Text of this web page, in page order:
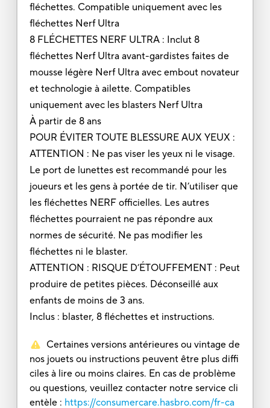
fléchettes. Compatible uniquement avec les
fléchettes Nerf Ultra
8 FLÉCHETTES NERF ULTRA : Inclut 8
fléchettes Nerf Ultra avant-gardistes faites de
mousse légère Nerf Ultra avec embout novateur
et technologie à ailette. Compatibles
uniquement avec les blasters Nerf Ultra
À partir de 8 ans
POUR ÉVITER TOUTE BLESSURE AUX YEUX :
ATTENTION : Ne pas viser les yeux ni le visage.
Le port de lunettes est recommandé pour les
joueurs et les gens à portée de tir. N’utiliser que
les fléchettes NERF officielles. Les autres
fléchettes pourraient ne pas répondre aux
normes de sécurité. Ne pas modifier les
fléchettes ni le blaster.
ATTENTION : RISQUE D’ÉTOUFFEMENT : Peut
produire de petites pièces. Déconseillé aux
enfants de moins de 3 ans.
Inclus : blaster, 8 fléchettes et instructions.
Certaines versions antérieures ou vintage de
nos jouets ou instructions peuvent être plus diffi
ciles à lire ou moins claires. En cas de problème
ou questions, veuillez contacter notre service cli
entèle : https://consumercare.hasbro.com/fr-ca